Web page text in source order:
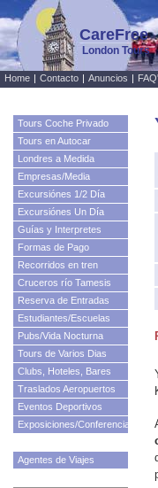
CareFree
London Tours
Home | Contacto | Anuncios |
Tours Coche Privado
Tours en Autocar
Londres a Medida
Empresas/Media
Excursiónes 1/2 Día
Excursiónes Un Día
Guías y Interpretes
Formas de Pago
Recorridos en tren
Cruceros río Tamesis
Reserva de Entradas
Estudiantes/Escuelas
Pubs/Vida Nocturna
Tours de Varios Dias
Clubs, Hoteles, Bares
Traslados Aeropuertos
Eventos Deportivos
Exposiciones/Conferencias
Agentes de Viajes